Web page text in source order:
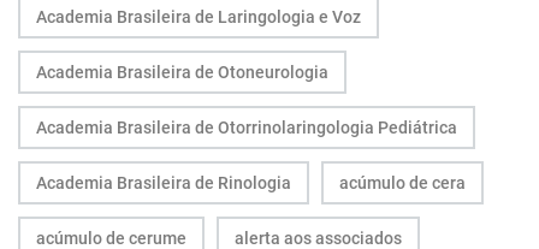
Academia Brasileira de Laringologia e Voz
Academia Brasileira de Otoneurologia
Academia Brasileira de Otorrinolaringologia Pediátrica
Academia Brasileira de Rinologia acúmulo de cera
acúmulo de cerume alerta aos associados